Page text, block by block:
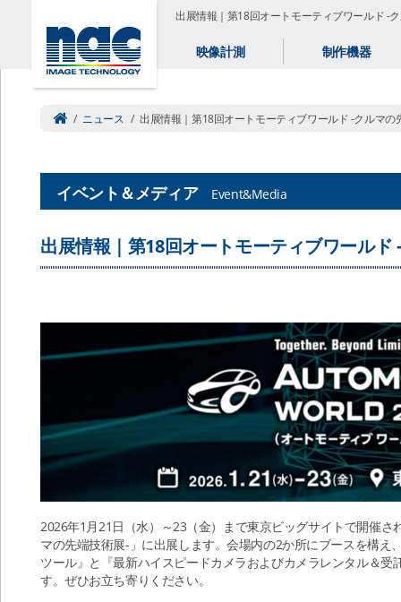
出展情報｜第18回オートモーティブワールド -
映像計測 制作機器
/ ニュース / 出展情報｜第18回オートモーティブワールド -クルマの
イベント＆メディア Event&Media
出展情報｜第18回オートモーティブワールド
2026年1月21日（水）～23（金）まで東京ビッグサイトで開催
マの先端技術展-」に出展します。会場内の2か所にブースを構
ツール』と『最新ハイスピードカメラおよびカメラレンタル＆
す。ぜひお立ち寄りください。